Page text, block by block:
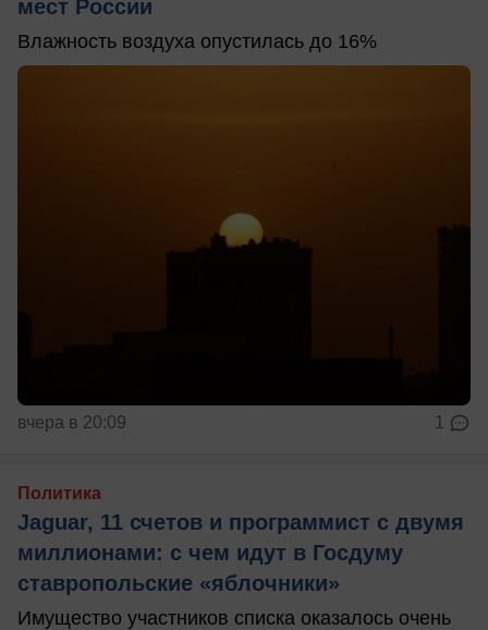
мест России
Влажность воздуха опустилась до 16%
вчера в 20:09 1
Политика
Jaguar, 11 счетов и программист с двумя
миллионами: с чем идут в Госдуму
ставропольские «яблочники»
Имущество участников списка оказалось очень